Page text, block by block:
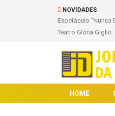
NOVIDADES
Espetáculo “Nunca
Teatro Glória Giglio
HOME